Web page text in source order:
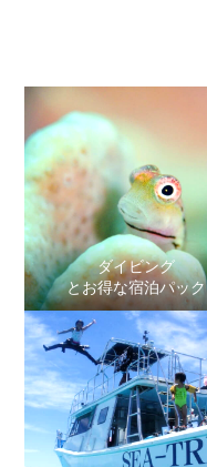
ダイビング
とお得な宿泊パック